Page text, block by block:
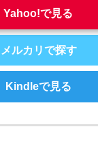
Yahoo!で見る
メルカリで探す
Kindleで見る